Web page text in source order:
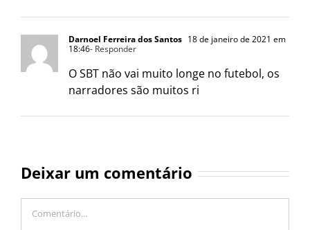
Darnoel Ferreira dos Santos 18 de janeiro de 2021 em
18:46- Responder
O SBT não vai muito longe no futebol, os
narradores são muitos ri
Deixar um comentário